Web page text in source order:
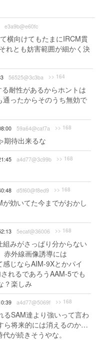
e3a9b@e60fc
横向けてもたまにIRCM貫
れとも妨害範囲が細かく決
56525@3c3ba >> 164
耐性があるからホントは
ったからそのうち無効で
59a64@caf7a >> 168
期待出来るな
a4d77@3c99b >> 168
d5f60@f8ed9 >> 168
効いてた今までがおかし
5ecaf@36006 >> 168
みがさっぱり分からない
赤外線画像誘導には
じならAIM-9Xとかパイ
れるであろうAAM-5でも
？楽しみ
a4d77@5069f >> 168
るSAM達より強いって言わ
ら将来的には消えるのか…
が続きそうやな。